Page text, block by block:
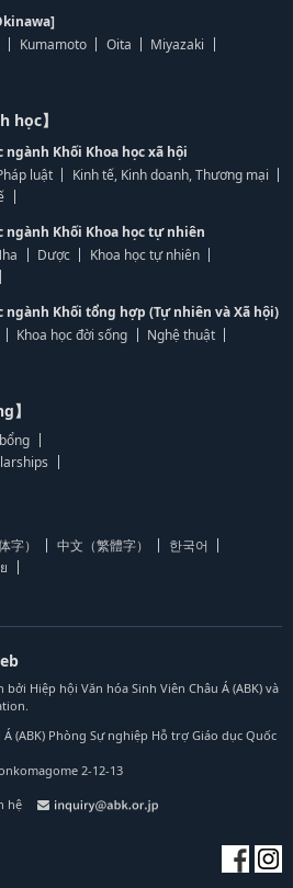
Kumamoto Oita
Miyazaki
học】
Khối Khoa học xã hội
luật
Kinh tế, Kinh doanh, Thương mại
ngành Khối Khoa học tự nhiên
Dược
Khoa học tự nhiên
ngành Khối tổng hợp (Tự nhiên và Xã hội)
Khoa học đời sống
Nghệ thuật
】
字） 中文（繁體字）
한국어
Hiệp hội Văn hóa Sinh Viên Châu Á (ABK) và
(ABK) Phòng Sự nghiệp Hỗ trợ Giáo dục Quốc
2-12-13
hệ